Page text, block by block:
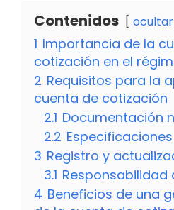
Contenidos ocultar
1 Importancia de la
cotización en el
2 Requisitos para la
cuenta de cotización
2.1 Documentación
2.2
3 Registro y
3.1 Responsabilidad
4 Beneficios de una